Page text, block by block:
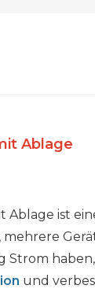
Ablage
Ablage ist
und